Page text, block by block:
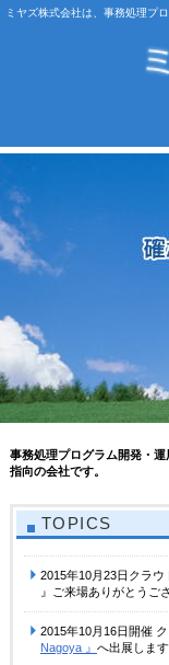
ミヤズ株式会社は、事務処理プ
事務処理プログラム開発・
指向の会社です。
TOPICS
2015年10月23日クラ
』ご来場ありがとうご
2015年10月16日開催
Nagoya 』 へ出展します